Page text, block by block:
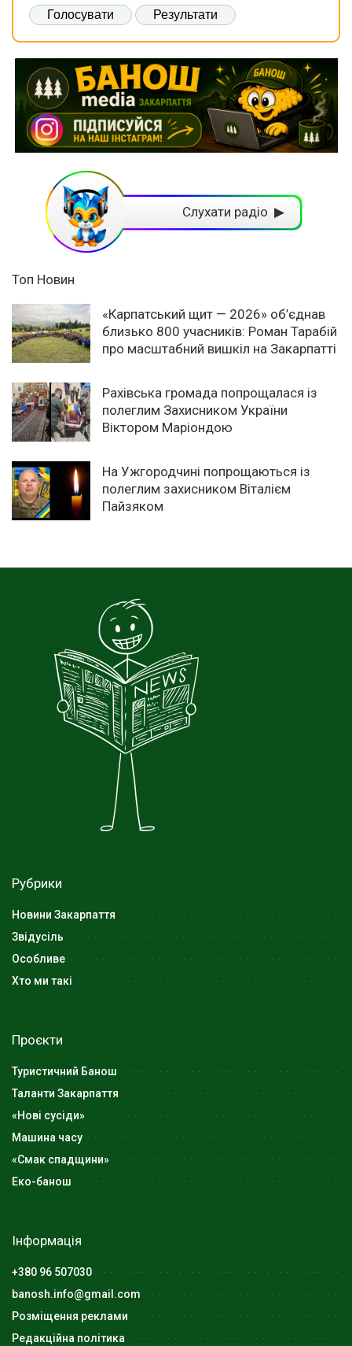
Слухати радіо ▶
Топ Новин
«Карпатський щит — 2026» об’єднав
близько 800 учасників: Роман Тарабій
про масштабний вишкіл на Закарпатті
Рахівська громада попрощалася із
полеглим Захисником України
Віктором Маріондою
На Ужгородчині попрощаються із
полеглим захисником Віталієм
Пайзяком
Рубрики
Новини Закарпаття
Звідусіль
Особливе
Хто ми такі
Проєкти
Туристичний Банош
Таланти Закарпаття
«Нові сусіди»
Машина часу
«Смак спадщини»
Еко-банош
Інформація
+380 96 507030
banosh.info@gmail.com
Розміщення реклами
Редакційна політика